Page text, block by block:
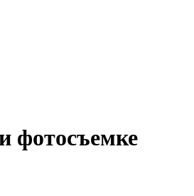
фотосъемке